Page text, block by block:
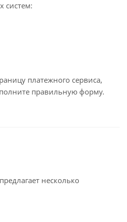
систем:
платежного сервиса,
правильную форму.
несколько